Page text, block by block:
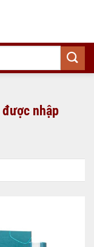
nhập